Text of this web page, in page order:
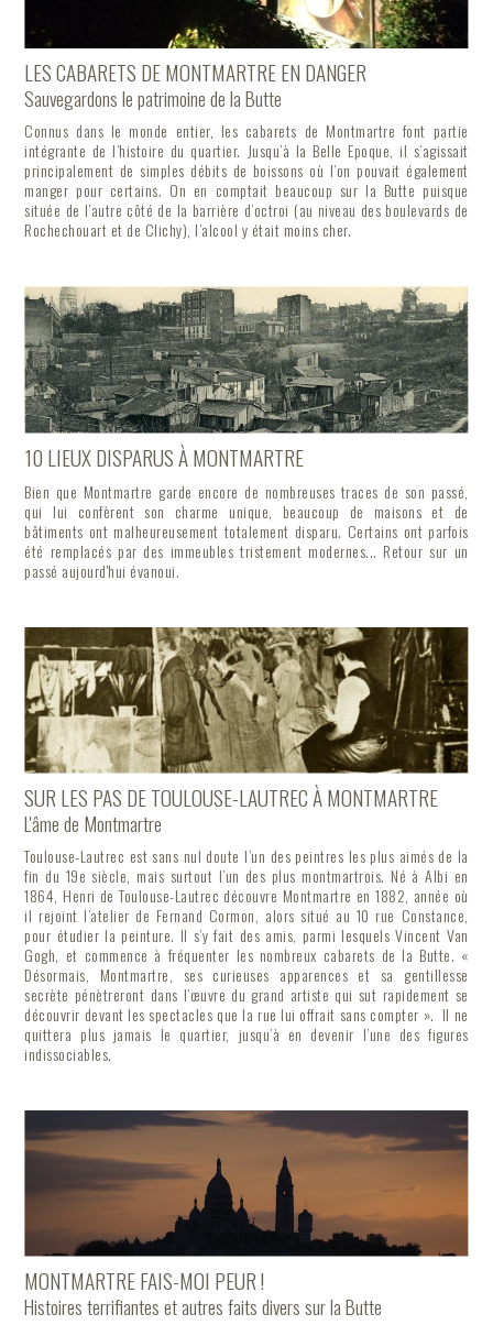
LES CABARETS DE MONTMARTRE EN DANGER
Sauvegardons le patrimoine de la Butte
Connus dans le monde entier, les cabarets de Montmartre font partie
intégrante de l’histoire du quartier. Jusqu’à la Belle Epoque, il s’agissait
principalement de simples débits de boissons où l’on pouvait également
manger pour certains. On en comptait beaucoup sur la Butte puisque
située de l’autre côté de la barrière d’octroi (au niveau des boulevards de
Rochechouart et de Clichy), l’alcool y était moins cher.
10 LIEUX DISPARUS À MONTMARTRE
Bien que Montmartre garde encore de nombreuses traces de son passé,
qui lui confèrent son charme unique, beaucoup de maisons et de
bâtiments ont malheureusement totalement disparu. Certains ont parfois
été remplacés par des immeubles tristement modernes... Retour sur un
passé aujourd'hui évanoui.
SUR LES PAS DE TOULOUSE-LAUTREC À MONTMARTRE
L'âme de Montmartre
Toulouse-Lautrec est sans nul doute l’un des peintres les plus aimés de la
fin du 19e siècle, mais surtout l’un des plus montmartrois. Né à Albi en
1864, Henri de Toulouse-Lautrec découvre Montmartre en 1882, année où
il rejoint l’atelier de Fernand Cormon, alors situé au 10 rue Constance,
pour étudier la peinture. Il s’y fait des amis, parmi lesquels Vincent Van
Gogh, et commence à fréquenter les nombreux cabarets de la Butte. «
Désormais, Montmartre, ses curieuses apparences et sa gentillesse
secrète pénètreront dans l’œuvre du grand artiste qui sut rapidement se
découvrir devant les spectacles que la rue lui offrait sans compter ». Il ne
quittera plus jamais le quartier, jusqu’à en devenir l’une des figures
indissociables.
MONTMARTRE FAIS-MOI PEUR !
Histoires terrifiantes et autres faits divers sur la Butte